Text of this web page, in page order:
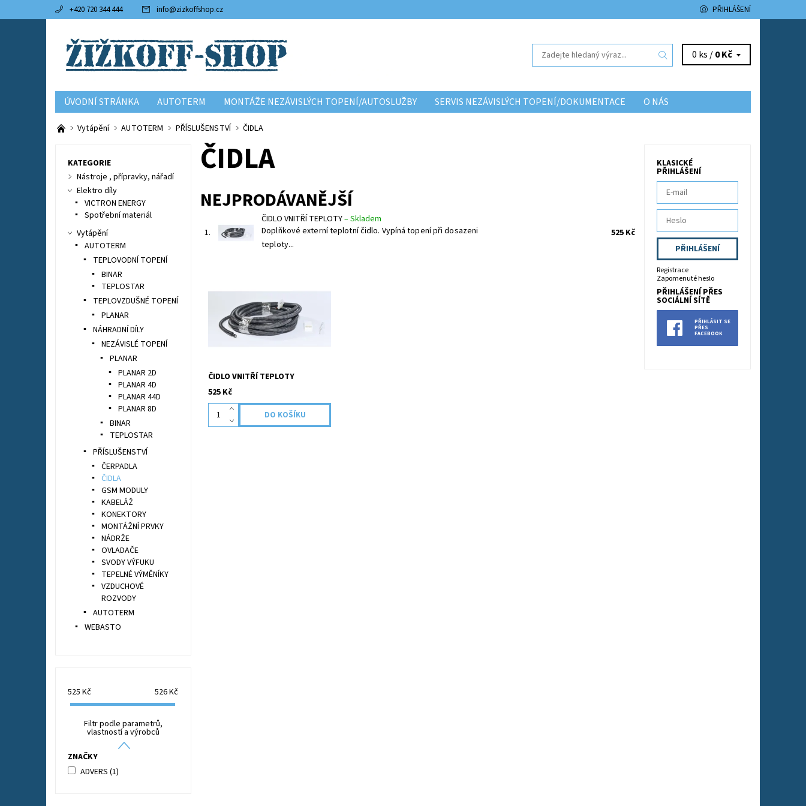
+420 720 344 444 info@zizkoffshop.cz PŘIHLÁŠENÍ
0 ks /0 Kč
ÚVODNÍ STRÁNKA AUTOTERM MONTÁŽE NEZÁVISLÝCH TOPENÍ/AUTOSLUŽBY SERVIS NEZÁVISLÝCH TOPENÍ/DOKUMENTACE
O NÁS
KONTAKTY
OBCHODNÍ PODMÍNKY
Vytápění AUTOTERM PŘÍSLUŠENSTVÍ ČIDLA
ČIDLA
NEJPRODÁVANĚJŠÍ
1.
ČIDLO VNITŘÍ TEPLOTY–Skladem
Doplňkové externí teplotní čidlo. Vypíná topení při dosazeni
teploty...
525 Kč
Doplňkové externí teplotní čidlo.
Vypíná topení při dosazeni teploty
+5°C k
teplotě nastavené na ovládacím panelu
nebo zapíná topení při poklesu
ČIDLO VNITŘÍ TEPLOTY
525 Kč
KATEGORIE
Nástroje , přípravky, nářadí
Elektro díly
VICTRON ENERGY
Spotřební materiál
Vytápění
AUTOTERM
TEPLOVODNÍ TOPENÍ
BINAR
TEPLOSTAR
TEPLOVZDUŠNÉ TOPENÍ
PLANAR
NÁHRADNÍ DÍLY
NEZÁVISLÉ TOPENÍ
PLANAR
PLANAR 2D
PLANAR 4D
PLANAR 44D
PLANAR 8D
BINAR
TEPLOSTAR
PŘÍSLUŠENSTVÍ
ČERPADLA
ČIDLA
GSM MODULY
KABELÁŽ
KONEKTORY
MONTÁŽNÍ PRVKY
NÁDRŽE
OVLADAČE
SVODY VÝFUKU
TEPELNÉ VÝMĚNÍKY
VZDUCHOVÉ
ROZVODY
AUTOTERM
WEBASTO
525 Kč 526Kč
Filtr podle parametrů,
vlastností a výrobců
ZNAČKY
ADVERS (1)
KLASICKÉ
PŘIHLÁŠENÍ
Registrace
Zapomenuté heslo
PŘIHLÁŠENÍ PŘES
SOCIÁLNÍ SÍTĚ
PŘIHLÁSIT SE
PŘES
FACEBOOK